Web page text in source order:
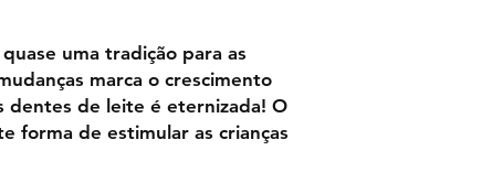
uma tradição para as
marca o crescimento
dentes de leite é eternizada! O
forma de estimular as crianças